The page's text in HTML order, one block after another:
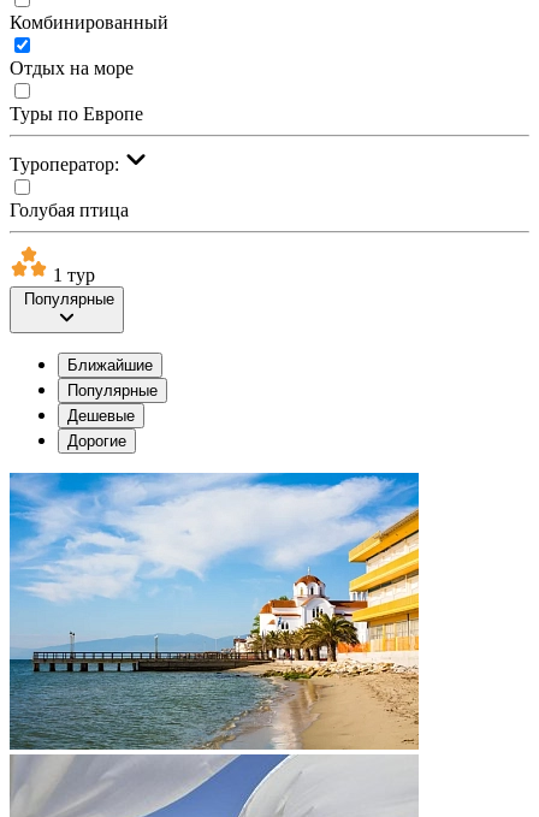
Комбинированный
Отдых на море
Туры по Европе
Туроператор:
Голубая птица
1 тур
Популярные
Ближайшие
Популярные
Дешевые
Дорогие